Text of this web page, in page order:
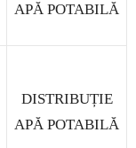
APĂ POTABILĂ
DISTRIBUȚIE
APĂ POTABILĂ